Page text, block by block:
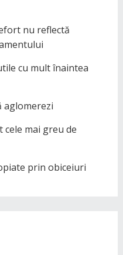
nu reflectă
cu mult înaintea
aglomerezi
cele mai greu de
prin obiceiuri